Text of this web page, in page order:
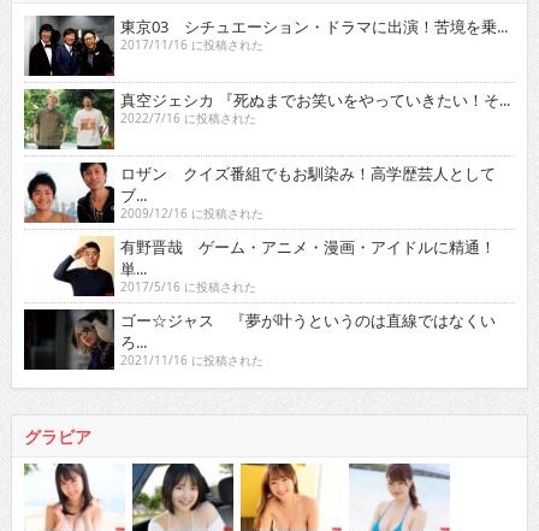
東京03 シチュエーション・ドラマに出演！苦境を乗...
2017/11/16 に投稿された
真空ジェシカ 『死ぬまでお笑いをやっていきたい！そ...
2022/7/16 に投稿された
ロザン クイズ番組でもお馴染み！高学歴芸人として
ブ...
2009/12/16 に投稿された
有野晋哉 ゲーム・アニメ・漫画・アイドルに精通！
単...
2017/5/16 に投稿された
ゴー☆ジャス 『夢が叶うというのは直線ではなくい
ろ...
2021/11/16 に投稿された
グラビア